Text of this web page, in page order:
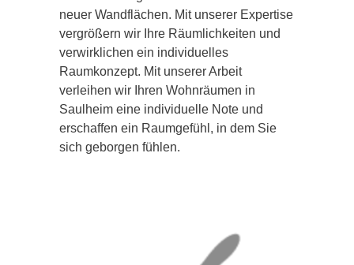
neuer Wandflächen. Mit unserer Expertise
vergrößern wir Ihre Räumlichkeiten und
verwirklichen ein individuelles
Raumkonzept. Mit unserer Arbeit
verleihen wir Ihren Wohnräumen in
Saulheim eine individuelle Note und
erschaffen ein Raumgefühl, in dem Sie
sich geborgen fühlen.